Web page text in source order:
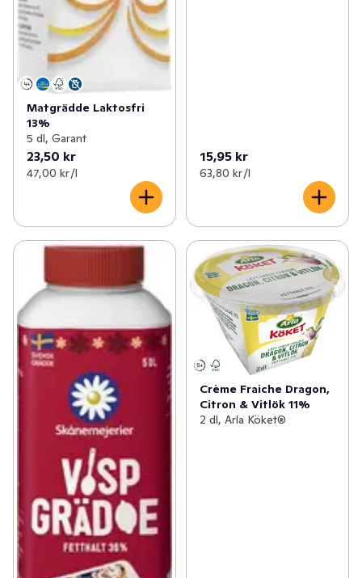
Matgrädde Laktosfri
13%
5 dl, Garant
23,50 kr
47,00 kr /l
15,95 kr
63,80 kr /l
Crème Fraiche Dragon,
Citron & Vitlök 11%
2 dl, Arla Köket®